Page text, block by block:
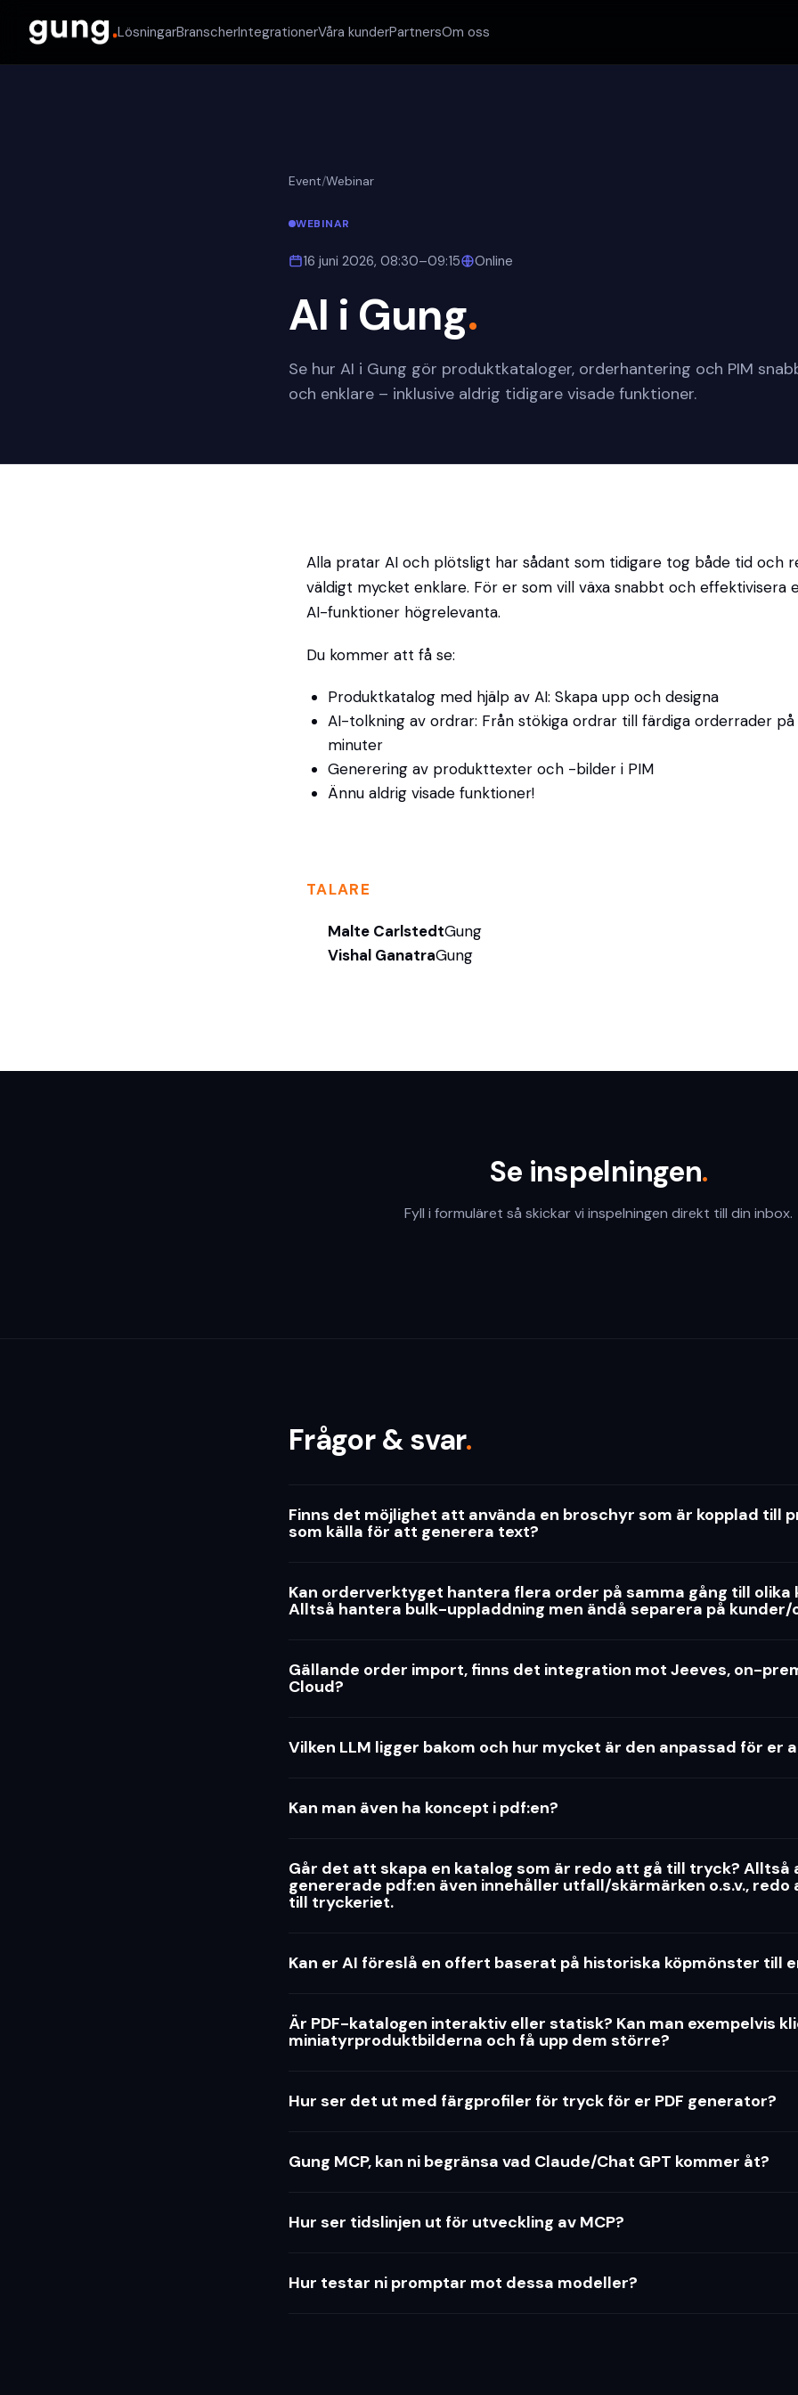
LösningarBranscherIntegrationerVåra kunderPartnersOm oss
Event/Webinar
WEBINAR
16 juni 2026, 08:30–09:15 Online
AI i Gung.
Se hur AI i Gung gör produktkataloger, orderhantering och PIM
och enklare – inklusive aldrig tidigare visade funktioner.
Alla pratar AI och plötsligt har sådant som tidigare tog både tid och
väldigt mycket enklare. För er som vill växa snabbt och effektivisera
AI-funktioner högrelevanta.
Du kommer att få se:
Produktkatalog med hjälp av AI: Skapa upp och designa
AI-tolkning av ordrar: Från stökiga ordrar till färdiga orderrader på
minuter
Generering av produkttexter och -bilder i PIM
Ännu aldrig visade funktioner!
TALARE
Malte CarlstedtGung
Vishal GanatraGung
Se inspelningen.
Fyll i formuläret så skickar vi inspelningen direkt till din inbox.
Frågor & svar.
Finns det möjlighet att använda en broschyr som är kopplad till
som källa för att generera text?
Kan orderverktyget hantera flera order på samma gång till olika
Alltså hantera bulk-uppladdning men ändå separera på kunder/
Gällande order import, finns det integration mot Jeeves, on-
Cloud?
Vilken LLM ligger bakom och hur mycket är den anpassad för er
Kan man även ha koncept i pdf:en?
Går det att skapa en katalog som är redo att gå till tryck? Alltså
genererade pdf:en även innehåller utfall/skärmärken o.s.v., redo
till tryckeriet.
Kan er AI föreslå en offert baserat på historiska köpmönster till
Är PDF-katalogen interaktiv eller statisk? Kan man exempelvis
miniatyrproduktbilderna och få upp dem större?
Hur ser det ut med färgprofiler för tryck för er PDF generator?
Gung MCP, kan ni begränsa vad Claude/Chat GPT kommer åt?
Hur ser tidslinjen ut för utveckling av MCP?
Hur testar ni promptar mot dessa modeller?